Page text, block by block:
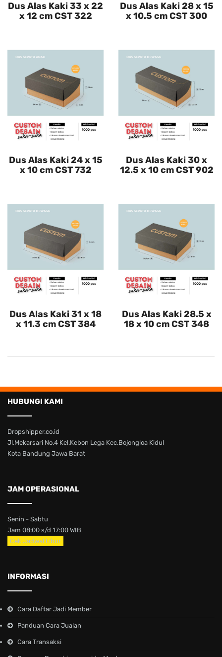
Dus Alas Kaki 33 x 22
x 12 cm CST 322
Dus Alas Kaki 28 x 15
x 10.5 cm CST 300
Dus Alas Kaki 24 x 15
x 10 cm CST 732
Dus Alas Kaki 30 x
12.5 x 10 cm CST 902
Dus Alas Kaki 31 x 18
x 11.3 cm CST 384
Dus Alas Kaki 28.5 x
18 x 10 cm CST 348
HUBUNGI KAMI
Dropshipper.co.id
Jl.Mekarsari No.4 Kel.Kebon Lega Kec.Bojongloa Kidul
Kota Bandung Jawa Barat
JAM OPERASIONAL
Senin - Sabtu
Jam 08:00 s/d 17:00 WIB
Cek Jadwal Libur
INFORMASI
Cara Daftar Jadi Member
Panduan Cara Jualan
Cara Transaksi